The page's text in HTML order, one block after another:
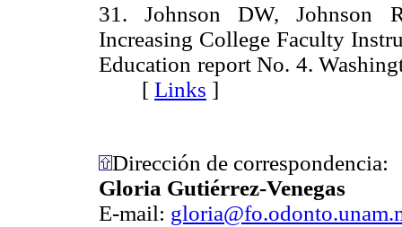
31. Johnson DW, Johnson
Increasing College Faculty
Education report No. 4.
[ Links ]
Dirección de correspondencia:
Gloria Gutiérrez-Venegas
E-mail: